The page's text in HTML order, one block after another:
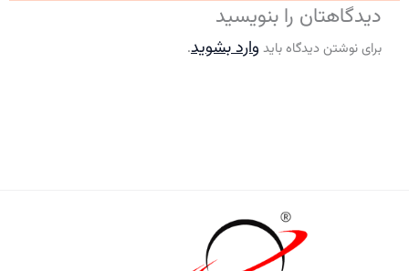
دیدگاهتان را بنویسید
برای نوشتن دیدگاه باید وارد بشوید.